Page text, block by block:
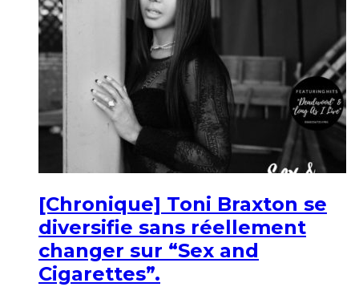
[Chronique] Toni Braxton se
diversifie sans réellement
changer sur “Sex and
Cigarettes”.